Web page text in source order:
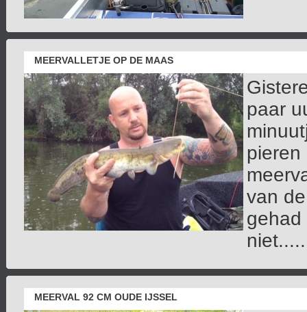
MEERVALLETJE OP DE MAAS
paar
pieren
van
gehad
MEERVAL 92 CM OUDE IJSSEL